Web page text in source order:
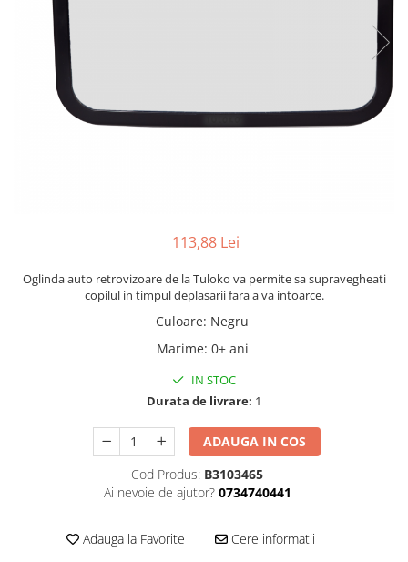
113,88 Lei
Oglinda auto retrovizoare de la Tuloko va permite sa supravegheati
copilul in timpul deplasarii fara a va intoarce.
Culoare: Negru
Marime: 0+ ani
IN STOC
Durata de livrare: 1
ADAUGA IN COS
Cod Produs: B3103465
Ai nevoie de ajutor? 0734740441
Adauga la Favorite Cere informatii